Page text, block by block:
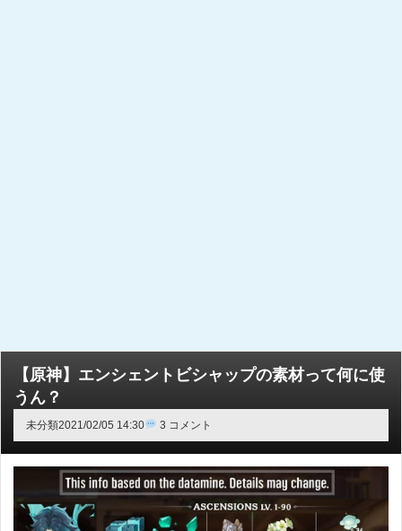
【原神】エンシェントビシャップの素材って何に使
うん？
未分類2021/02/05 14:30 3 コメント